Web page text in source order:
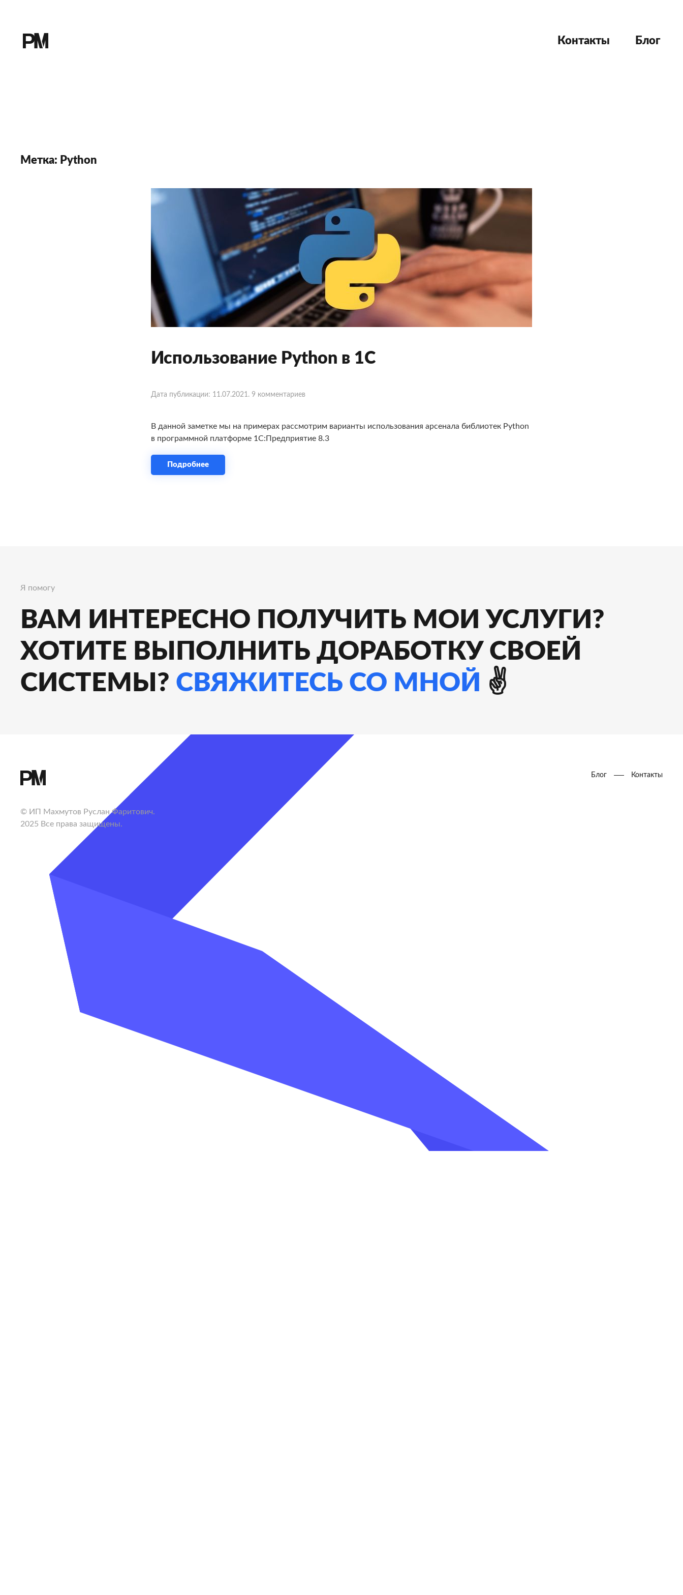
Контакты Блог
Метка: Python
Использование Python в 1С
Дата публикации: 11.07.2021. 9 комментариев
В данной заметке мы на примерах рассмотрим варианты использования арсенала библиотек Python
в программной платформе 1С:Предприятие 8.3
Подробнее
Я помогу
ВАМ ИНТЕРЕСНО ПОЛУЧИТЬ МОИ УСЛУГИ?
ХОТИТЕ ВЫПОЛНИТЬ ДОРАБОТКУ СВОЕЙ
СИСТЕМЫ? СВЯЖИТЕСЬ СО МНОЙ ✌️
© ИП Махмутов Руслан Фаритович.
2025 Все права защищены.
Блог Контакты